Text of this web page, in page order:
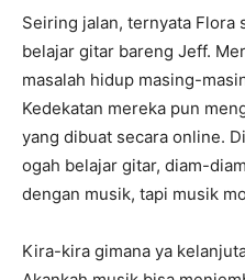
Seiring jalan, ternyata Flora
belajar gitar bareng Jeff.
masalah hidup masing-
Kedekatan mereka pun
yang dibuat secara online.
ogah belajar gitar, diam-
dengan musik, tapi musik
Kira-kira gimana ya